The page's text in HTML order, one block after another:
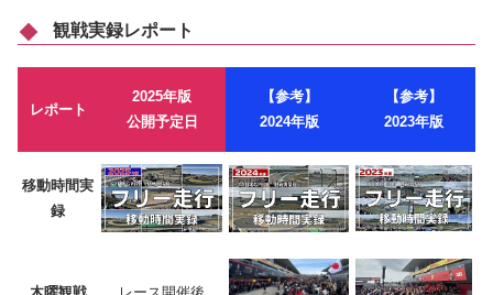
観戦実録レポート
レポート
2025年版
公開予定日
【参考】
2024年版
【参考】
2023年版
移動時間実
録